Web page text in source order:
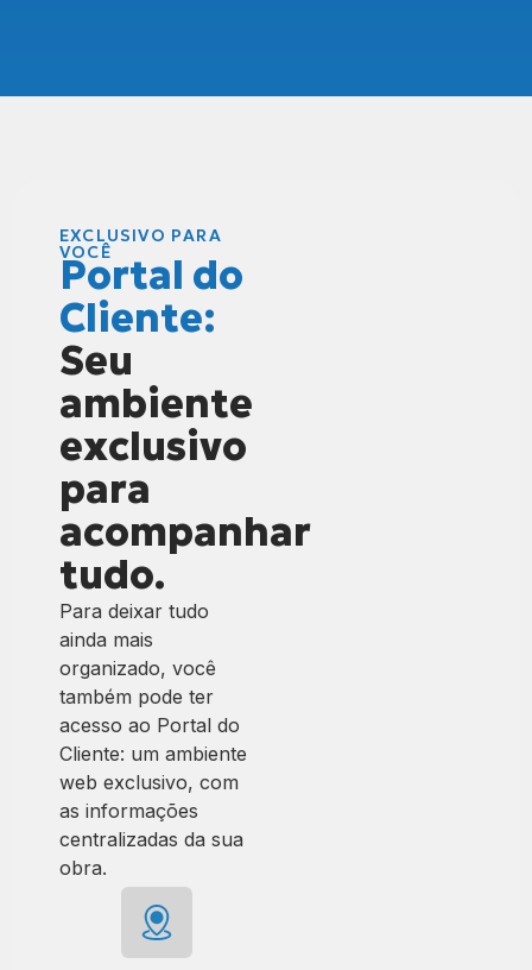
EXCLUSIVO PARA
VOCÊ
Portal do
Cliente:
Seu
ambiente
exclusivo
para
acompanhar
tudo.
Para deixar tudo
ainda mais
organizado, você
também pode ter
acesso ao Portal do
Cliente: um ambiente
web exclusivo, com
as informações
centralizadas da sua
obra.